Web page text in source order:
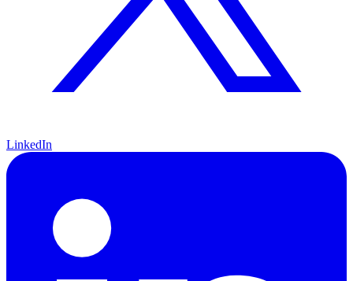
LinkedIn